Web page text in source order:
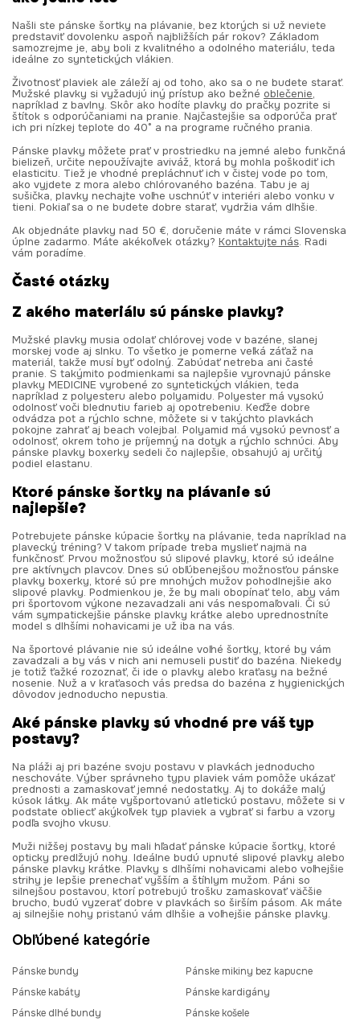
Našli ste pánske šortky na plávanie, bez ktorých si už neviete
predstaviť dovolenku aspoň najbližších pár rokov? Základom
samozrejme je, aby boli z kvalitného a odolného materiálu, teda
ideálne zo syntetických vlákien.
Životnosť plaviek ale záleží aj od toho, ako sa o ne budete starať.
Mužské plavky si vyžadujú iný prístup ako bežné oblečenie,
napríklad z bavlny. Skôr ako hodíte plavky do pračky pozrite si
štítok s odporúčaniami na pranie. Najčastejšie sa odporúča prať
ich pri nízkej teplote do 40° a na programe ručného prania.
Pánske plavky môžete prať v prostriedku na jemné alebo funkčná
bielizeň, určite nepoužívajte aviváž, ktorá by mohla poškodiť ich
elasticitu. Tiež je vhodné prepláchnuť ich v čistej vode po tom,
ako vyjdete z mora alebo chlórovaného bazéna. Tabu je aj
sušička, plavky nechajte voľne uschnúť v interiéri alebo vonku v
tieni. Pokiaľ sa o ne budete dobre starať, vydržia vám dlhšie.
Ak objednáte plavky nad 50 €, doručenie máte v rámci Slovenska
úplne zadarmo. Máte akékoľvek otázky? Kontaktujte nás. Radi
vám poradíme.
Časté otázky
Z akého materiálu sú pánske plavky?
Mužské plavky musia odolať chlórovej vode v bazéne, slanej
morskej vode aj slnku. To všetko je pomerne veľká záťaž na
materiál, takže musí byť odolný. Zabúdať netreba ani časté
pranie. S takýmito podmienkami sa najlepšie vyrovnajú pánske
plavky MEDICINE vyrobené zo syntetických vlákien, teda
napríklad z polyesteru alebo polyamidu. Polyester má vysokú
odolnosť voči blednutiu farieb aj opotrebeniu. Keďže dobre
odvádza pot a rýchlo schne, môžete si v takýchto plavkách
pokojne zahrať aj beach volejbal. Polyamid má vysokú pevnosť a
odolnosť, okrem toho je príjemný na dotyk a rýchlo schnúci. Aby
pánske plavky boxerky sedeli čo najlepšie, obsahujú aj určitý
podiel elastanu.
Ktoré pánske šortky na plávanie sú
najlepšie?
Potrebujete pánske kúpacie šortky na plávanie, teda napríklad na
plavecký tréning? V takom prípade treba myslieť najmä na
funkčnosť. Prvou možnosťou sú slipové plavky, ktoré sú ideálne
pre aktívnych plavcov. Dnes sú obľúbenejšou možnosťou pánske
plavky boxerky, ktoré sú pre mnohých mužov pohodlnejšie ako
slipové plavky. Podmienkou je, že by mali obopínať telo, aby vám
pri športovom výkone nezavadzali ani vás nespomaľovali. Či sú
vám sympatickejšie pánske plavky krátke alebo uprednostníte
model s dlhšími nohavicami je už iba na vás.
Na športové plávanie nie sú ideálne voľné šortky, ktoré by vám
zavadzali a by vás v nich ani nemuseli pustiť do bazéna. Niekedy
je totiž ťažké rozoznať, či ide o plavky alebo kraťasy na bežné
nosenie. Nuž a v kraťasoch vás predsa do bazéna z hygienických
dôvodov jednoducho nepustia.
Aké pánske plavky sú vhodné pre váš typ
postavy?
Na pláži aj pri bazéne svoju postavu v plavkách jednoducho
neschováte. Výber správneho typu plaviek vám pomôže ukázať
prednosti a zamaskovať jemné nedostatky. Aj to dokáže malý
kúsok látky. Ak máte vyšportovanú atletickú postavu, môžete si v
podstate obliecť akýkoľvek typ plaviek a vybrať si farbu a vzory
podľa svojho vkusu.
Muži nižšej postavy by mali hľadať pánske kúpacie šortky, ktoré
opticky predlžujú nohy. Ideálne budú upnuté slipové plavky alebo
pánske plavky krátke. Plavky s dlhšími nohavicami alebo voľnejšie
strihy je lepšie prenechať vyšším a štíhlym mužom. Páni so
silnejšou postavou, ktorí potrebujú trošku zamaskovať väčšie
brucho, budú vyzerať dobre v plavkách so širším pásom. Ak máte
aj silnejšie nohy pristanú vám dlhšie a voľnejšie pánske plavky.
Obľúbené kategórie
Pánske bundy
Pánske kabáty
Pánske dlhé bundy
Pánske mikiny bez kapucne
Pánske kardigány
Pánske košele